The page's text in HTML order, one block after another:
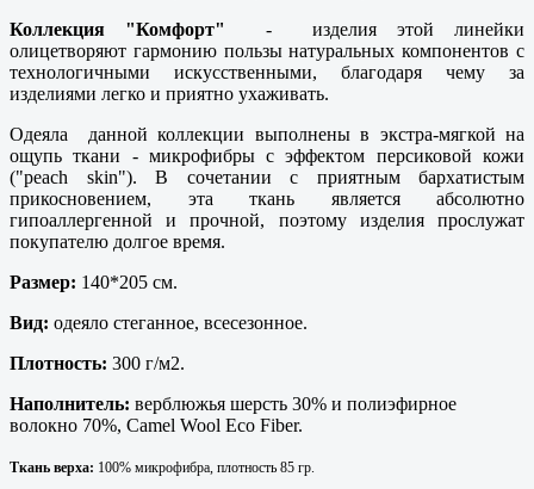
Коллекция "Комфорт"
- изделия этой линейки
олицетворяют гармонию пользы натуральных компонентов с
технологичными искусственными, благодаря чему за
изделиями легко и приятно ухаживать.
Одеяла данной коллекции выполнены в экстра-мягкой на
ощупь ткани - микрофибры с эффектом персиковой кожи
("peach skin"). В сочетании с приятным бархатистым
прикосновением, эта ткань является абсолютно
гипоаллергенной и прочной, поэтому изделия прослужат
покупателю долгое время.
Размер: 140*205 см.
Вид: одеяло стеганное, всесезонное.
Плотность: 300 г/м2.
Наполнитель: верблюжья шерсть 30% и полиэфирное
волокно 70%, Camel Wool Eco Fiber.
Ткань верха: 100% микрофибра, плотность 85 гр.